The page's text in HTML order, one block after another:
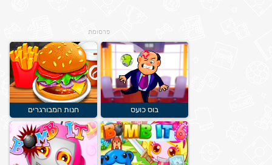
פרסומת
בוס כועס חנות המבורגרים